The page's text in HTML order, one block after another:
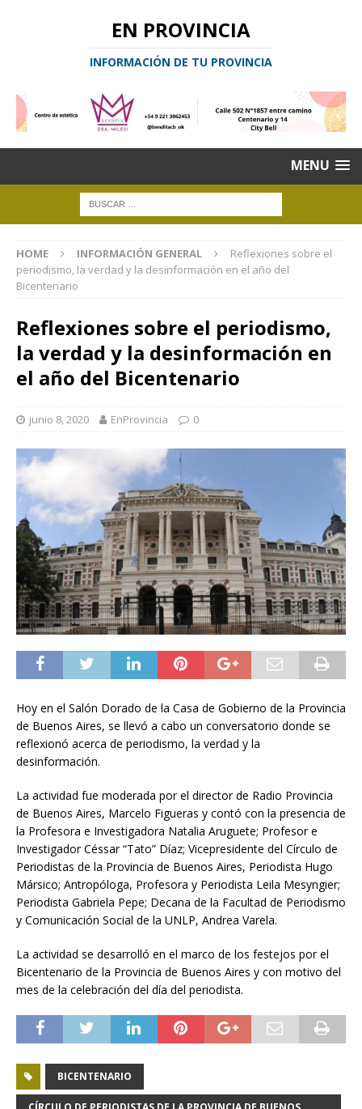
EN PROVINCIA
INFORMACIÓN DE TU PROVINCIA
MENU
HOME INFORMACIÓN GENERAL
Reflexiones sobre el
periodismo, la verdad y la desinformación en el año del
Bicentenario
Reflexiones sobre el periodismo,
la verdad y la desinformación en
el año del Bicentenario
junio 8, 2020 EnProvincia 0
Hoy en el Salón Dorado de la Casa de Gobierno de la Provincia
de Buenos Aires, se llevó a cabo un conversatorio donde se
reflexionó acerca de periodismo, la verdad y la
desinformación.
La actividad fue moderada por el director de Radio Provincia
de Buenos Aires, Marcelo Figueras y contó con la presencia de
la Profesora e Investigadora Natalia Aruguete; Profesor e
Investigador Céssar “Tato” Díaz; Vicepresidente del Círculo de
Periodistas de la Provincia de Buenos Aires, Periodista Hugo
Mársico; Antropóloga, Profesora y Periodista Leila Mesyngier;
Periodista Gabriela Pepe; Decana de la Facultad de Periodismo
y Comunicación Social de la UNLP, Andrea Varela.
La actividad se desarrolló en el marco de los festejos por el
Bicentenario de la Provincia de Buenos Aires y con motivo del
mes de la celebración del día del periodista.
BICENTENARIO